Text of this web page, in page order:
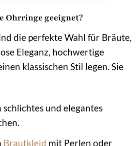
Ohrringe geeignet?
die perfekte Wahl für Bräute,
Eleganz, hochwertige
klassischen Stil legen. Sie
schlichtes und elegantes
Brautkleid mit Perlen oder